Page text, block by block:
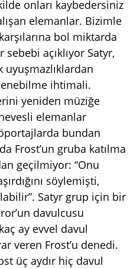
onları kaybedersiniz
elemanlar. Bizimle
bol miktarda
açıklıyor Satyr,
ihtimali.
yeniden müziğe
elemanlar
bundan
Frost’un gruba katılma
geçilmiyor: “Onu
söylemişti,
Satyr grup için bir
davulcusu
ay evvel davul
veren Frost’u denedi.
üç aydır hiç davul